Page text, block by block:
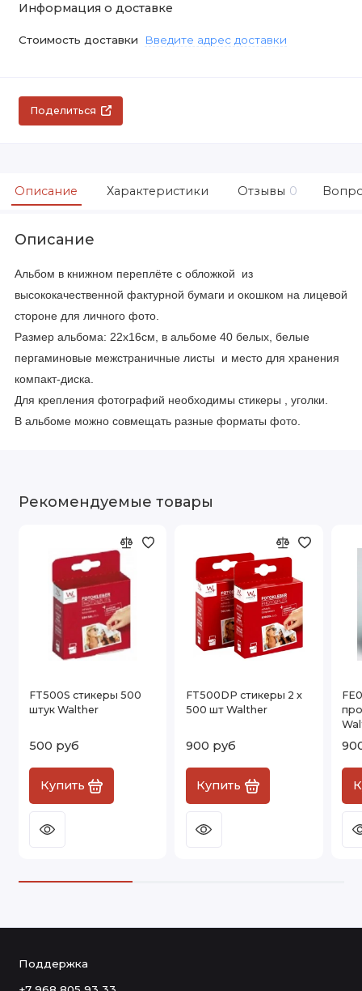
Информация о доставке
Стоимость доставки Введите адрес доставки
Поделиться
Описание Характеристики Отзывы 0
Описание
Альбом в книжном переплёте с обложкой из
высококачественной фактурной бумаги и окошком на лицевой
стороне для личного фото.
Размер альбома: 22x16см, в альбоме 40 белых, белые
пергаминовые межстраничные листы и место для хранения
компакт-диска.
Для крепления фотографий необходимы стикеры , уголки.
В альбоме можно совмещать разные форматы фото.
Рекомендуемые товары
FT500S стикеры 500
штук Walther
500 руб
Купить
FT500DP стикеры 2 x
500 шт Walther
900 руб
Купить
Поддержка